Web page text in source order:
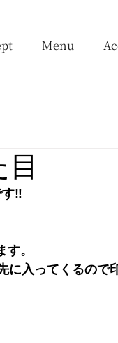
Menu
‼︎
。
に入ってくるので